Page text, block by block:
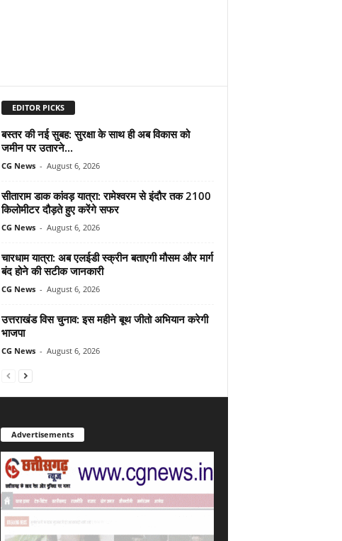
EDITOR PICKS
बस्तर की नई सुबह: सुरक्षा के साथ ही अब विकास को
जमीन पर उतारने...
CG News - August 6, 2026
सीताराम डाक कांवड़ यात्रा: रामेश्वरम से इंदौर तक 2100
किलोमीटर दौड़ते हुए करेंगे सफर
CG News - August 6, 2026
चारधाम यात्रा: अब एलईडी स्क्रीन बताएगी मौसम और मार्ग
बंद होने की सटीक जानकारी
CG News - August 6, 2026
उत्तराखंड विस चुनाव: इस महीने बूथ जीतो अभियान करेगी
भाजपा
CG News - August 6, 2026
Advertisements